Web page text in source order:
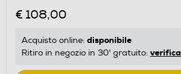
€ 108,00
Acquisto online: disponibile
Ritiro in negozio in 30' gratuito: verifica